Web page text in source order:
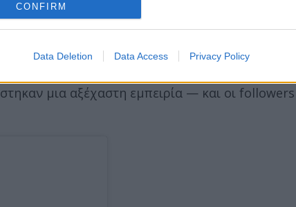
CONFIRM
Data Deletion Data Access Privacy Policy
το άλμπουμ με χιουμοριστική και
ότι αυτή ήταν η πιο «απρόσμενη»
μια αξέχαστη εμπειρία — και οι followers